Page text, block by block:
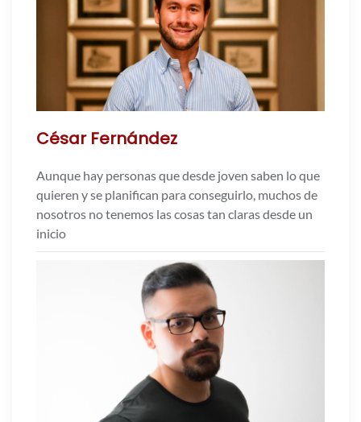
César Fernández
Aunque hay personas que desde joven saben lo que
quieren y se planifican para conseguirlo, muchos de
nosotros no tenemos las cosas tan claras desde un
inicio